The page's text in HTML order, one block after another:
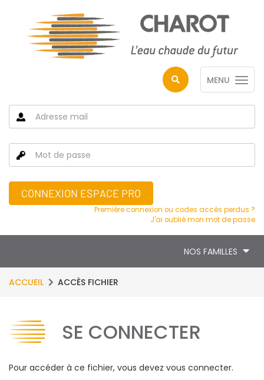
MENU
CONNEXION ESPACE PRO
Première connexion ou codes accès perdus ?
J'ai oublié mon mot de passe
NOS FAMILLES
ACCUEIL ACCÈS FICHIER
SE CONNECTER
Pour accéder à ce fichier, vous devez vous connecter.